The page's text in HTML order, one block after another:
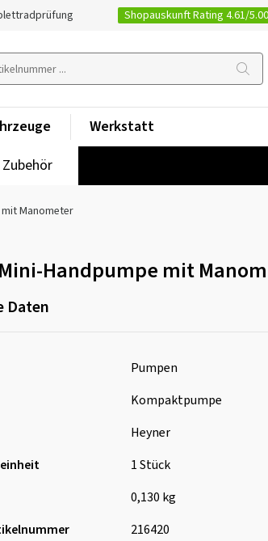
Shopauskunft Rating 4.61/
Zubehör
Werkstatt
Manometer
Handpumpe mit
Daten
Pumpen
Kompaktpumpe
Heyner
1 Stück
0,130 kg
216420